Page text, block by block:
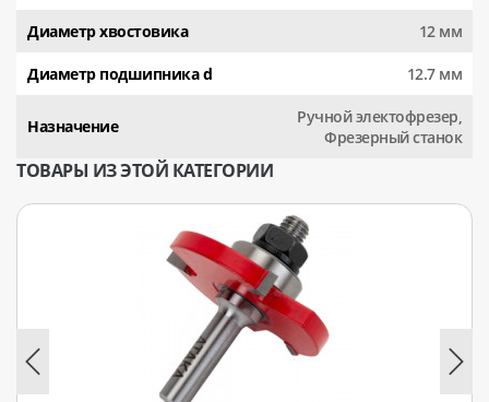
Диаметр хвостовика 12 мм
Диаметр подшипника d 12.7 мм
Назначение
Ручной электофрезер,
Фрезерный станок
ТОВАРЫ ИЗ ЭТОЙ КАТЕГОРИИ